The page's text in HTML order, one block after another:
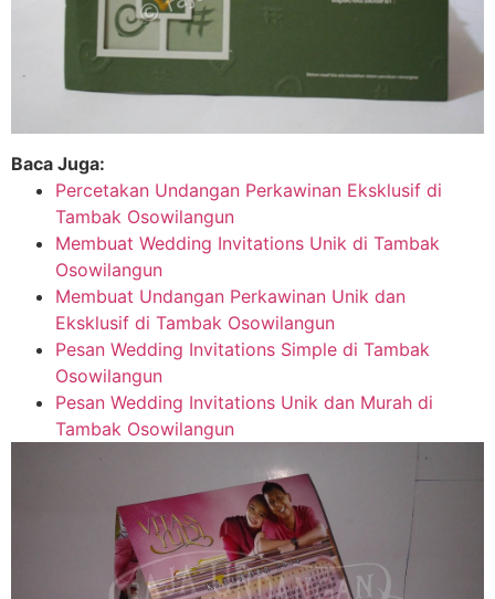
Baca Juga:
Percetakan Undangan Perkawinan Eksklusif di
Tambak Osowilangun
Membuat Wedding Invitations Unik di Tambak
Osowilangun
Membuat Undangan Perkawinan Unik dan
Eksklusif di Tambak Osowilangun
Pesan Wedding Invitations Simple di Tambak
Osowilangun
Pesan Wedding Invitations Unik dan Murah di
Tambak Osowilangun